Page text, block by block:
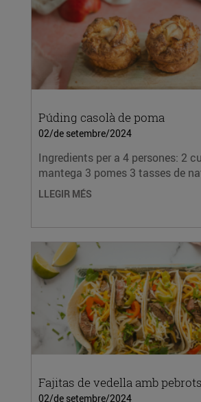
Púding casolà de poma
02/de setembre/2024
Ingredients per a 4 persones: 2
mantega 3 pomes 3 tasses de
LLEGIR MÉS
Fajitas de vedella amb pebrots
02/de setembre/2024